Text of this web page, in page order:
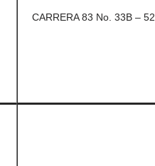
CARRERA 83 No. 33B – 52